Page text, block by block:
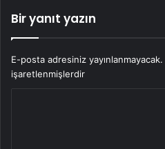
Bir yanıt yazın
E-posta adresiniz yayınlanmayacak.
işaretlenmişlerdir